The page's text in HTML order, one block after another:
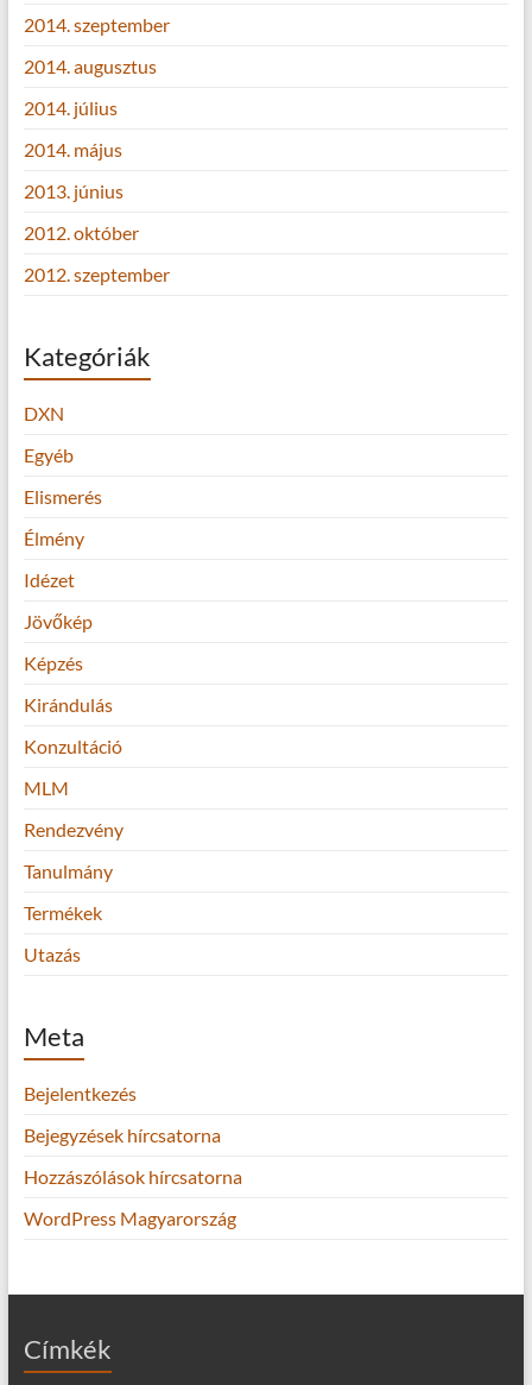
2014. szeptember
2014. augusztus
2014. július
2014. május
2013. június
2012. október
2012. szeptember
Kategóriák
DXN
Egyéb
Elismerés
Élmény
Idézet
Jövőkép
Képzés
Kirándulás
Konzultáció
MLM
Rendezvény
Tanulmány
Termékek
Utazás
Meta
Bejelentkezés
Bejegyzések hírcsatorna
Hozzászólások hírcsatorna
WordPress Magyarország
Címkék